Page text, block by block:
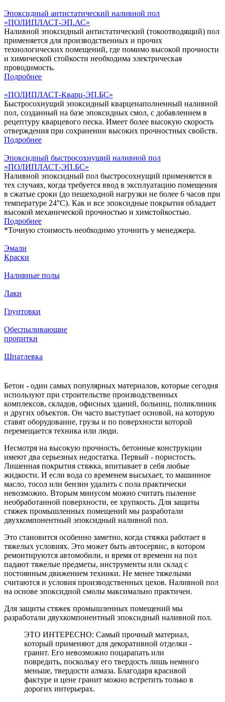
Эпоксидный антистатический наливной пол
«ПОЛИПЛАСТ-ЭП.АС»
Наливной эпоксидный антистатический (токоотводящий) пол
применяется для производственных и прочих
технологических помещений, где помимо высокой прочности
и химической стойкости необходима электрическая
проводимость.
Подробнее
«ПОЛИПЛАСТ-Кварц-ЭП.БС»
Быстросохнущий эпоксидный кварценаполненный наливной
пол, созданный на базе эпоксидных смол, с добавлением в
рецептуру кварцевого песка. Имеет более высокую скорость
отверждения при сохранении высоких прочностных свойств.
Подробнее
Эпоксидный быстросохнущий наливной пол
«ПОЛИПЛАСТ-ЭП.БС»
Наливной эпоксидный пол быстросохнущий применяется в
тех случаях, когда требуется ввод в эксплуатацию помещения
в сжатые сроки (до пешеходной нагрузки не более 6 часов при
температуре 24°С). Как и все эпоксидные покрытия обладает
высокой механической прочностью и химстойкостью.
Подробнее
*Точную стоимость необходимо уточнить у менеджера.
Эмали
Краски
Наливные полы
Лаки
Грунтовки
Обеспыливающие
пропитки
Шпатлевка
Бетон - один самых популярных материалов, которые сегодня
используют при строительстве производственных
комплексов, складов, офисных зданий, больниц, поликлиник
и других объектов. Он часто выступает основой, на которую
ставят оборудование, грузы и по поверхности которой
перемещается техника или люди.
Несмотря на высокую прочность, бетонные конструкции
имеют два серьезных недостатка. Первый - пористость.
Лишенная покрытия стяжка, впитывает в себя любые
жидкости. И если вода со временем высыхает, то машинное
масло, тосол или бензин удалить с пола практически
невозможно. Вторым минусом можно считать пыление
необработанной поверхности, ее хрупкость. Для защиты
стяжек промышленных помещений мы разработали
двухкомпонентный эпоксидный наливной пол.
Это становится особенно заметно, когда стяжка работает в
тяжелых условиях. Это может быть автосервис, в котором
ремонтируются автомобили, и время от времени на пол
падают тяжелые предметы, инструменты или склад с
постоянным движением техники. Не менее тяжелыми
считаются и условия производственных цехов. Наливной пол
на основе эпоксидной смолы максимально практичен.
Для защиты стяжек промышленных помещений мы
разработали двухкомпонентный эпоксидный наливной пол.
ЭТО ИНТЕРЕСНО: Самый прочный материал,
который применяют для декоративной отделки -
гранит. Его невозможно поцарапать или
повредить, поскольку его твердость лишь немного
меньше, твердости алмаза. Благодаря красивой
фактуре и цене гранит можно встретить только в
дорогих интерьерах.